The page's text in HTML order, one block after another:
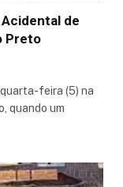
de
Preto
feira (5) na
quando um